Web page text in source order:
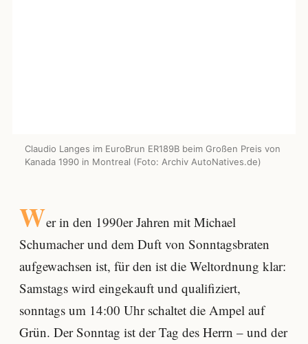
Claudio Langes im EuroBrun ER189B beim Großen Preis von
Kanada 1990 in Montreal (Foto: Archiv AutoNatives.de)
Wer in den 1990er Jahren mit Michael
Schumacher und dem Duft von Sonntagsbraten
aufgewachsen ist, für den ist die Weltordnung klar:
Samstags wird eingekauft und qualifiziert,
sonntags um 14:00 Uhr schaltet die Ampel auf
Grün. Der Sonntag ist der Tag des Herrn – und der